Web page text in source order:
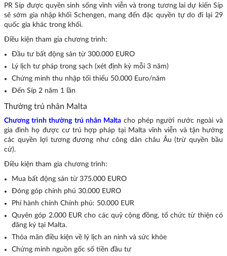
PR Síp được quyền sinh sống vĩnh viễn và trong tương lai dự kiến Síp
sẽ sớm gia nhập khối Schengen, mang đến đặc quyền tự do đi lại 29
quốc gia khác trong khối.
Điều kiện tham gia chương trình:
Đầu tư bất động sản từ 300.000 EURO
Lý lịch tư pháp trong sạch (xét định kỳ mỗi 3 năm)
Chứng minh thu nhập tối thiểu 50.000 Euro/năm
Đến Síp 2 năm 1 lần
Thường trú nhân Malta
Chương trình thường trú nhân Maltacho phép người nước ngoài và
gia đình họ được cư trú hợp pháp tại Malta vĩnh viễn và tận hưởng
các quyền lợi tương đương như công dân châu Âu (trừ quyền bầu
cử).
Điều kiện tham gia chương trình:
Mua bất động sản từ 375.000 EURO
Đóng góp chính phủ 30.000 EURO
Phí hành chính Chính phủ: 50.000 EUR
Quyên góp 2.000 EUR cho các quỹ cộng đồng, tổ chức từ thiện có
đăng ký tại Malta.
Thỏa mãn điều kiện về lý lịch an ninh và sức khỏe
Chứng minh nguồn gốc số tiền đầu tư